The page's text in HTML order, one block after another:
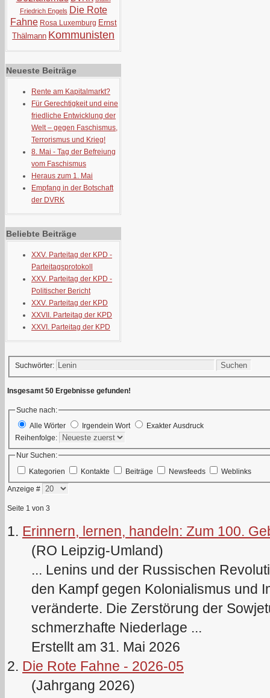
Friedrich Engels Die Rote
Fahne Rosa Luxemburg Ernst
Thälmann Kommunisten
Neueste Beiträge
Rente am Kapitalmarkt?
Für Gerechtigkeit und eine
friedliche Entwicklung der
Welt – gegen Faschismus,
Terrorismus und Krieg!
8. Mai - Tag der Befreiung
vom Faschismus
Heraus zum 1. Mai
Empfang in der Botschaft
der DVRK
Beliebte Beiträge
XXV. Parteitag der KPD -
Parteitagsprotokoll
XXV. Parteitag der KPD -
Politischer Bericht
XXV. Parteitag der KPD
XXVII. Parteitag der KPD
XXVI. Parteitag der KPD
Suchwörter: Suchen
Insgesamt 50 Ergebnisse gefunden!
Suche nach:
Alle Wörter
Irgendein Wort
Exakter Ausdruck
Reihenfolge:
Nur Suchen:
Kategorien
Kontakte Beiträge Newsfeeds Weblinks
Anzeige #
Seite 1 von 3
1. Erinnern, lernen, handeln: Zum 100.
(RO Leipzig-Umland)
... Lenins und der Russischen
den Kampf gegen Kolonialismus und
veränderte. Die Zerstörung der
schmerzhafte Niederlage ...
Erstellt am 31. Mai 2026
2. Die Rote Fahne - 2026-05
(Jahrgang 2026)